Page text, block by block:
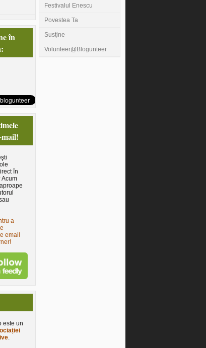
în
în
Acum
a
email
este un
.
Festivalul Enescu
Povestea Ta
Susţine
Volunteer@Blogunteer